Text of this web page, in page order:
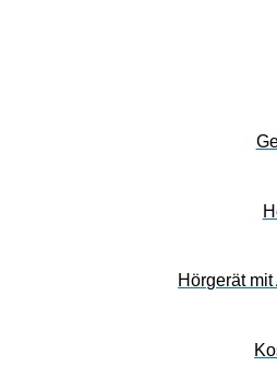
Hörgerät